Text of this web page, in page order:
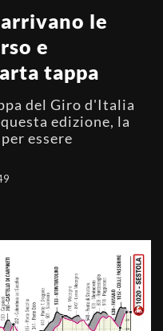
le
e
tappa
del Giro d'Italia
edizione, la
essere